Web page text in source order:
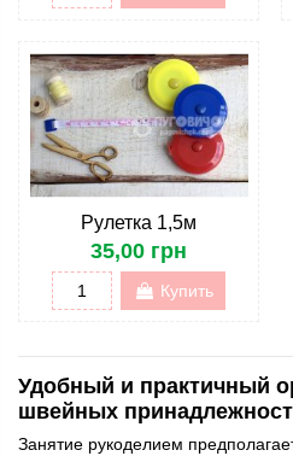
Рулетка 1,5м
35,00 грн
Купить
Удобный и практичный
швейных
Занятие рукоделием